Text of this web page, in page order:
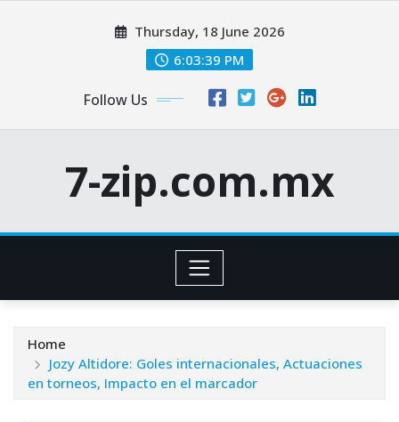
Thursday, 18 June 2026
6:03:40 PM
Follow Us
7-zip.com.mx
Home
Jozy Altidore: Goles internacionales, Actuaciones
en torneos, Impacto en el marcador